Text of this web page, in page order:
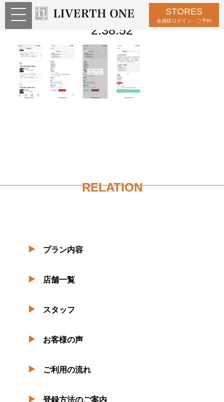
STORES
会員様ログイン・ご予約
スクリーンショット 2023-03-31
2.38.52
RELATION
プラン内容
店舗一覧
スタッフ
お客様の声
ご利用の流れ
登録方法のご案内